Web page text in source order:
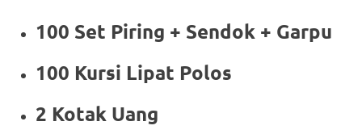
100 Set Piring + Sendok + Garpu
100 Kursi Lipat Polos
2 Kotak Uang